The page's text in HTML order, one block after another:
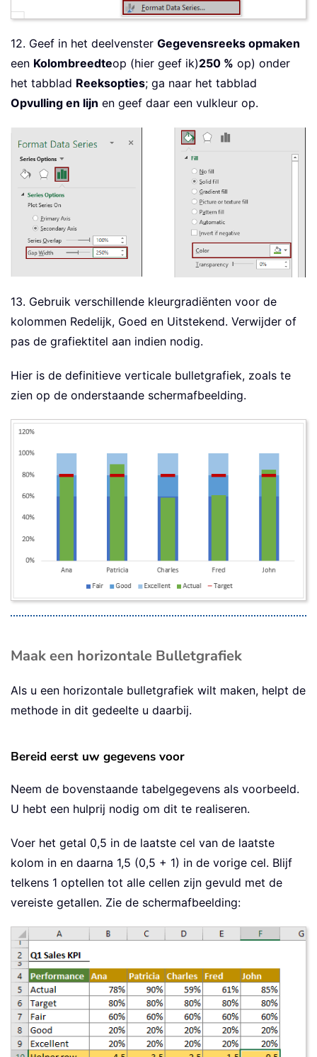
12. Geef in het deelvenster Gegevensreeks opmaken
een Kolombreedteop (hier geef ik)250 % op) onder
het tabblad Reeksopties; ga naar het tabblad
Opvulling en lijn en geef daar een vulkleur op.
13. Gebruik verschillende kleurgradiënten voor de
kolommen Redelijk, Goed en Uitstekend. Verwijder of
pas de grafiektitel aan indien nodig.
Hier is de definitieve verticale bulletgrafiek, zoals te
zien op de onderstaande schermafbeelding.
Maak een horizontale Bulletgrafiek
Als u een horizontale bulletgrafiek wilt maken, helpt de
methode in dit gedeelte u daarbij.
Bereid eerst uw gegevens voor
Neem de bovenstaande tabelgegevens als voorbeeld.
U hebt een hulprij nodig om dit te realiseren.
Voer het getal 0,5 in de laatste cel van de laatste
kolom in en daarna 1,5 (0,5 + 1) in de vorige cel. Blijf
telkens 1 optellen tot alle cellen zijn gevuld met de
vereiste getallen. Zie de schermafbeelding: